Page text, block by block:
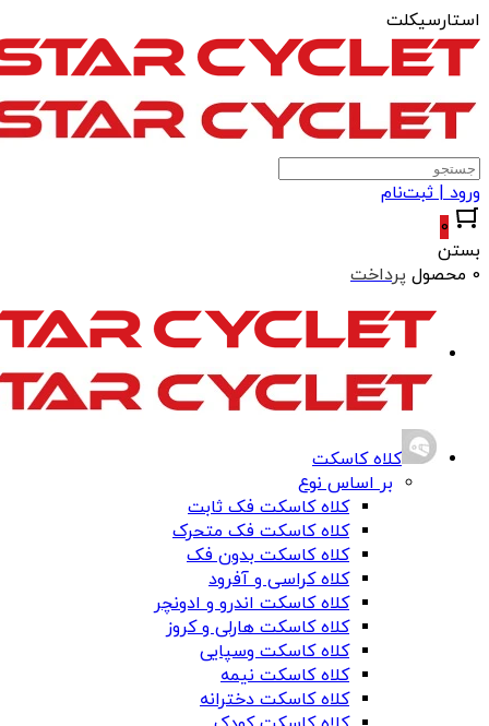
استارسیکلت
ورود | ثبت‌نام
0
بستن
0 محصول
پرداخت
کلاه کاسکت
بر اساس نوع
کلاه کاسکت فک ثابت
کلاه کاسکت فک متحرک
کلاه کاسکت بدون فک
کلاه کراسی و آفرود
کلاه کاسکت اندرو و ادونچر
کلاه کاسکت هارلی و کروز
کلاه کاسکت وسپایی
کلاه کاسکت نیمه
کلاه کاسکت دخترانه